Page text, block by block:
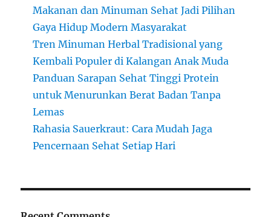
Makanan dan Minuman Sehat Jadi Pilihan
Gaya Hidup Modern Masyarakat
Tren Minuman Herbal Tradisional yang
Kembali Populer di Kalangan Anak Muda
Panduan Sarapan Sehat Tinggi Protein
untuk Menurunkan Berat Badan Tanpa
Lemas
Rahasia Sauerkraut: Cara Mudah Jaga
Pencernaan Sehat Setiap Hari